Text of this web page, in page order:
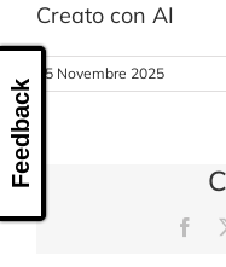
Creato con AI
25 Novembre 2025
Feedback